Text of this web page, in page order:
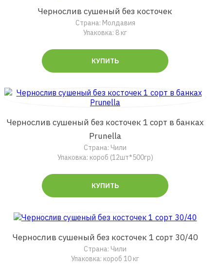
Чернослив сушеный без косточек
Страна: Молдавия
Упаковка: 8 кг
КУПИТЬ
Чернослив сушеный без косточек 1 сорт в банках
Prunella
Страна: Чили
Упаковка: короб (12шт*500гр)
КУПИТЬ
Чернослив сушеный без косточек 1 сорт 30/40
Страна: Чили
Упаковка: короб 10 кг